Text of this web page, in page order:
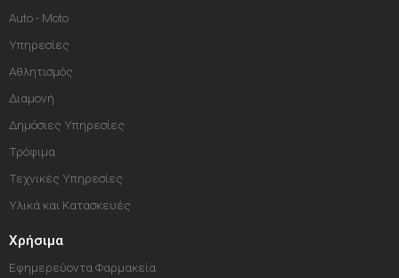
Auto - Moto
Υπηρεσίες
Αθλητισμός
Διαμονή
Δημόσιες Υπηρεσίες
Τρόφιμα
Τεχνικές Υπηρεσίες
Υλικά και Κατασκευές
Χρήσιμα
Εφημερεύοντα Φαρμακεία